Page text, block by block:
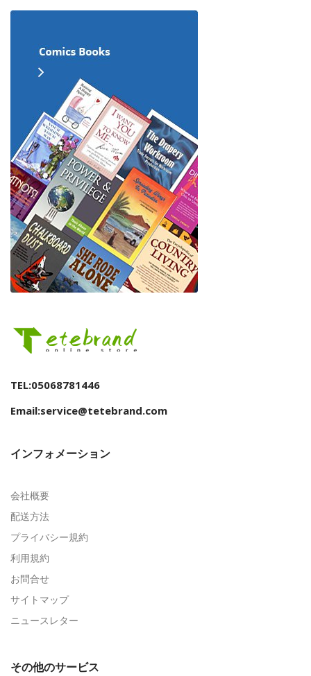
TEL:05068781446
Email:service@tetebrand.com
インフォメーション
会社概要
配送方法
プライバシー規約
利用規約
お問合せ
サイトマップ
ニュースレター
その他のサービス